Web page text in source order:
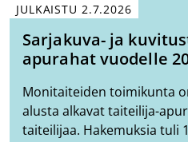
JULKAISTU 2.7.2026
Sarjakuva- ja
apurahat vuodelle
Monitaiteiden toimikunta
alusta alkavat taiteilija-
taiteilijaa. Hakemuksia tuli